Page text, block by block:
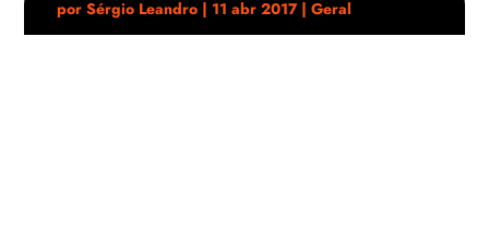
porSérgio Leandro | 11 abr 2017|Geral